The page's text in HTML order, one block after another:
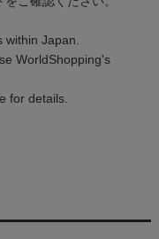
Japan.
WorldShopping's
for details.